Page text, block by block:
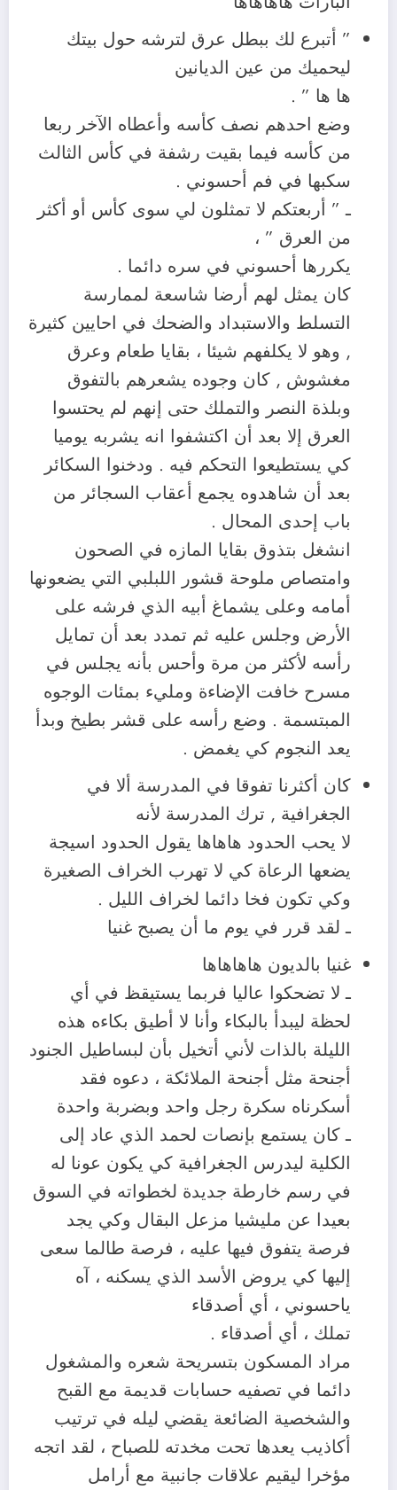
” أتبرع لك ببطل عرق لترشه حول بيتك
ليحميك من عين الديانين
ها ها ” .
وضع احدهم نصف كأسه وأعطاه الآخر ربعا
من كأسه فيما بقيت رشفة في كأس الثالث
سكبها في فم أحسوني .
ـ ” أربعتكم لا تمثلون لي سوى كأس أو أكثر
من العرق ” ،
يكررها أحسوني في سره دائما .
كان يمثل لهم أرضا شاسعة لممارسة
التسلط والاستبداد والضحك في احايين كثيرة
, وهو لا يكلفهم شيئا ، بقايا طعام وعرق
مغشوش , كان وجوده يشعرهم بالتفوق
وبلذة النصر والتملك حتى إنهم لم يحتسوا
العرق إلا بعد أن اكتشفوا انه يشربه يوميا
كي يستطيعوا التحكم فيه . ودخنوا السكائر
بعد أن شاهدوه يجمع أعقاب السجائر من
باب إحدى المحال .
انشغل بتذوق بقايا المازه في الصحون
وامتصاص ملوحة قشور اللبلبي التي يضعونها
أمامه وعلى يشماغ أبيه الذي فرشه على
الأرض وجلس عليه ثم تمدد بعد أن تمايل
رأسه لأكثر من مرة وأحس بأنه يجلس في
مسرح خافت الإضاءة ومليء بمئات الوجوه
المبتسمة . وضع رأسه على قشر بطيخ وبدأ
يعد النجوم كي يغمض .
كان أكثرنا تفوقا في المدرسة ألا في
الجغرافية , ترك المدرسة لأنه
لا يحب الحدود هاهاها يقول الحدود اسيجة
يضعها الرعاة كي لا تهرب الخراف الصغيرة
وكي تكون فخا دائما لخراف الليل .
ـ لقد قرر في يوم ما أن يصبح غنيا
غنيا بالديون هاهاهاها
ـ لا تضحكوا عاليا فربما يستيقظ في أي
لحظة ليبدأ بالبكاء وأنا لا أطيق بكاءه هذه
الليلة بالذات لأني أتخيل بأن لبساطيل الجنود
أجنحة مثل أجنحة الملائكة ، دعوه فقد
أسكرناه سكرة رجل واحد وبضربة واحدة
ـ كان يستمع بإنصات لحمد الذي عاد إلى
الكلية ليدرس الجغرافية كي يكون عونا له
في رسم خارطة جديدة لخطواته في السوق
بعيدا عن مليشيا مزعل البقال وكي يجد
فرصة يتفوق فيها عليه ، فرصة طالما سعى
إليها كي يروض الأسد الذي يسكنه ، آه
ياحسوني ، أي أصدقاء
تملك ، أي أصدقاء .
مراد المسكون بتسريحة شعره والمشغول
دائما في تصفيه حسابات قديمة مع القبح
والشخصية الضائعة يقضي ليله في ترتيب
أكاذيب يعدها تحت مخدته للصباح ، لقد اتجه
مؤخرا ليقيم علاقات جانبية مع أرامل